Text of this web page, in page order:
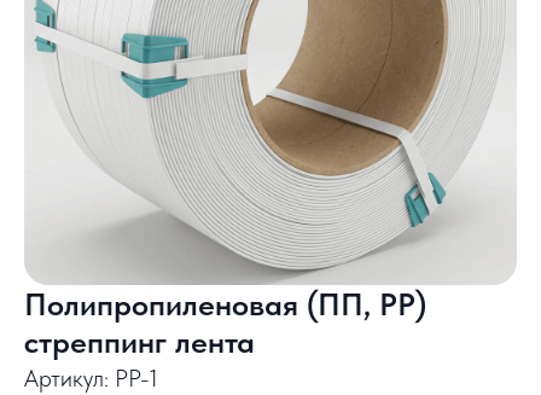
Полипропиленовая (ПП, PP)
стреппинг лента
Артикул: PP-1